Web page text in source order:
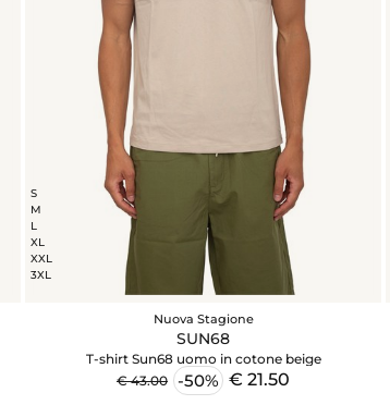
S
M
L
XL
XXL
3XL
Nuova Stagione
SUN68
T-shirt Sun68 uomo in cotone beige
€ 43.00 -50% € 21.50